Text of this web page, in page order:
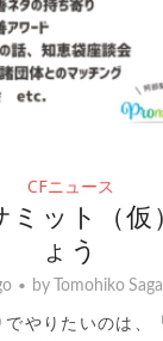
CFニュース
ミット（仮
ょう
by Tomohiko
やりたいのは、